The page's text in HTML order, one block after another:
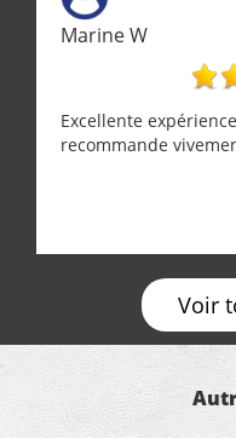
Marine W
Excellente
recommande
Voir